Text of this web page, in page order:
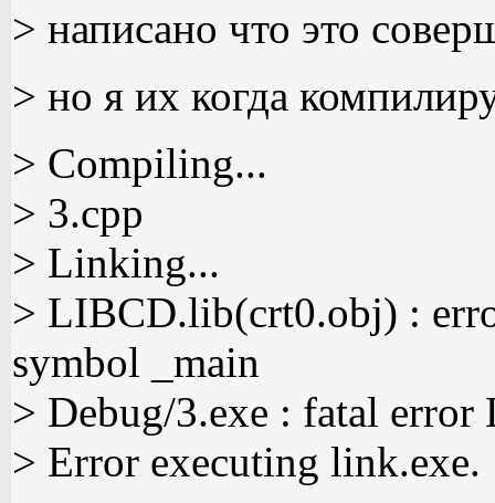
> написано что это
> но я их когда
> Compiling...
> 3.cpp
> Linking...
> LIBCD.lib(crt0.obj) :
symbol _main
> Debug/3.exe : fatal
> Error executing link.exe.